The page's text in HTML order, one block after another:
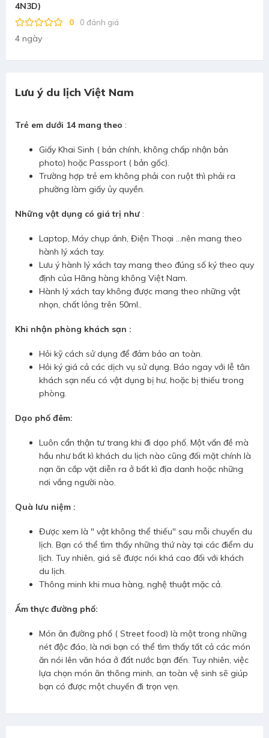
4N3D)
0
0 đánh giá
4 ngày
Lưu ý du lịch Việt Nam
Trẻ em dưới 14 mang theo :
Giấy Khai Sinh ( bản chính, không chấp nhận bản
photo) hoặc Passport ( bản gốc).
Trường hợp trẻ em không phải con ruột thì phải ra
phường làm giấy ủy quyền.
Những vật dụng có giá trị như :
Laptop, Máy chụp ảnh, Điện Thoại ...nên mang theo
hành lý xách tay.
Lưu ý hành lý xách tay mang theo đúng số ký theo quy
định của Hãng hàng không Việt Nam.
Hành lý xách tay không được mang theo những vật
nhọn, chất lỏng trên 50ml..
Khi nhận phòng khách sạn :
Hỏi kỹ cách sử dụng để đảm bảo an toàn.
Hỏi ký giá cả các dịch vụ sử dụng. Báo ngay với lễ tân
khách sạn nếu có vật dụng bị hư, hoặc bị thiếu trong
phòng.
Dạo phố đêm:
Luôn cẩn thận tư trang khi đi dạo phố. Một vấn đề mà
hầu như bất kì khách du lịch nào cũng đối mặt chính là
nạn ăn cắp vặt diễn ra ở bất kì địa danh hoặc những
nơi vắng người nào.
Quà lưu niệm :
Được xem là " vật không thể thiếu" sau mỗi chuyến du
lịch. Bạn có thể tìm thấy những thứ này tại các điểm du
lịch. Tuy nhiên, giá sẽ được nói khá cao đối với khách
du lịch.
Thông minh khi mua hàng, nghệ thuật mặc cả.
Ẩm thực đường phố:
Món ăn đường phố ( Street food) là một trong những
nét độc đáo, là nơi bạn có thể tìm thấy tất cả các món
ăn nói lên văn hóa ở đất nước bạn đến. Tuy nhiên, việc
lựa chọn món ăn thông minh, an toàn vệ sinh sẽ giúp
bạn có được một chuyến đi trọn vẹn.